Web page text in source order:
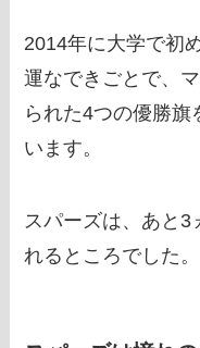
2014年に大学で初
運なできごとで、
られた4つの優勝旗
います。
スパーズは、あと3
れるところでした。